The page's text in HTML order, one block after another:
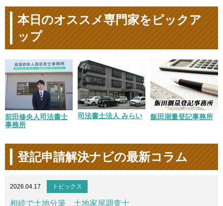
本日のオススメ専門家をピックア
ップ
前田修央人司法書士
事務所
司法書士法人 みらい 飯田測量登記事務所
登記申請解決ナビの最新コラム
2026.04.17 トピックス
相続で土地分筆 土地家屋調査士